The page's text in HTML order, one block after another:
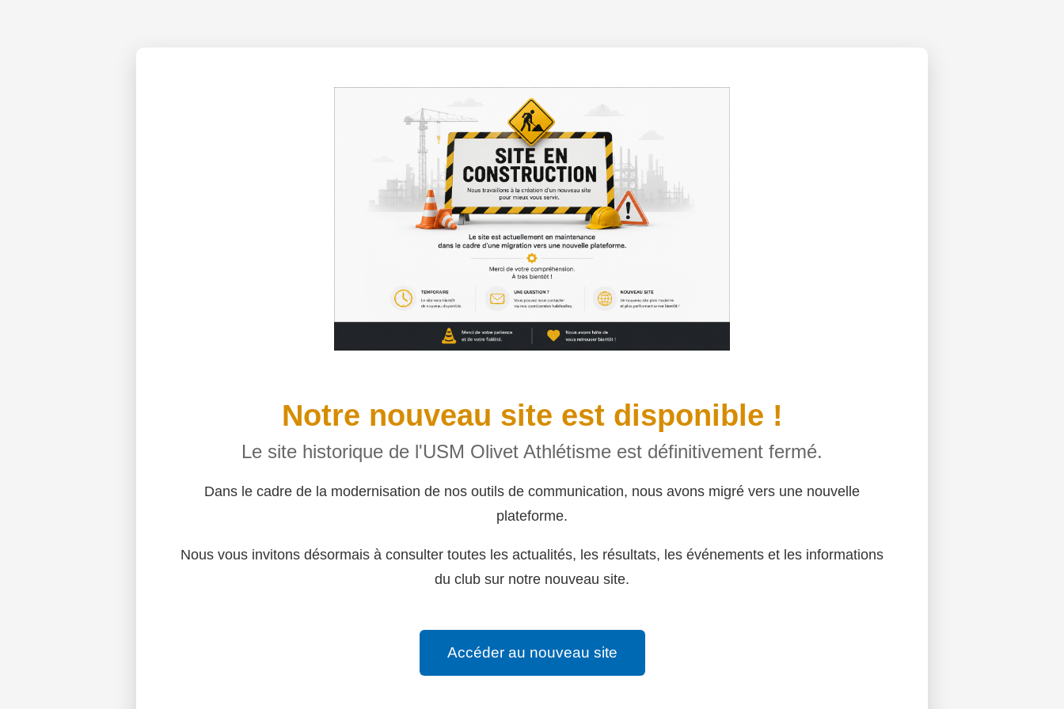
Notre nouveau site est disponible !
Le site historique de l'USM Olivet Athlétisme est définitivement fermé.
Dans le cadre de la modernisation de nos outils de communication, nous avons migré vers une nouvelle
plateforme.
Nous vous invitons désormais à consulter toutes les actualités, les résultats, les événements et les informations
du club sur notre nouveau site.
Accéder au nouveau site